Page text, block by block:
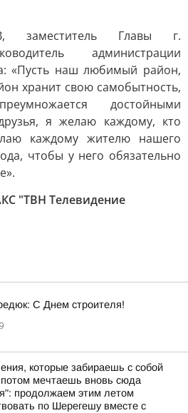
заместитель Главы г.
администрации
«Пусть наш любимый район,
хранит свою самобытность,
достойными
я желаю каждому, кто
каждому жителю нашего
чтобы у него обязательно
"ТВН Телевидение
С Днем строителя!
которые забираешь с собой
мечтаешь вновь сюда
продолжаем этим летом
по Шерегешу вместе с